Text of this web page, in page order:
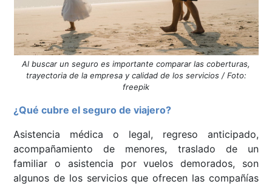
Al buscar un seguro es importante comparar las coberturas,
trayectoria de la empresa y calidad de los servicios / Foto:
freepik
¿Qué cubre el seguro de viajero?
Asistencia médica o legal, regreso anticipado,
acompañamiento de menores, traslado de un
familiar o asistencia por vuelos demorados, son
algunos de los servicios que ofrecen las compañías